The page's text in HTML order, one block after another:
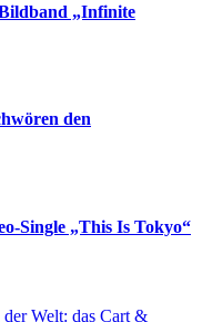
„Infinite
den
Single „This Is Tokyo“